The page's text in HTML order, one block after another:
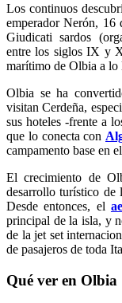
Los continuos
emperador Nerón,
Giudicati sardos
entre los siglos IX y
marítimo de Olbia a lo
Olbia se ha
visitan Cerdeña,
sus hoteles -frente a
que lo conecta con
campamento base en
El crecimiento de
desarrollo turístico de
Desde entonces, el
principal de la isla, y
de la jet set
de pasajeros de toda
Qué ver en Olbia